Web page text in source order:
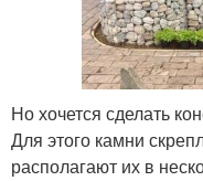
Но хочется сделать
Для этого камни
располагают их в